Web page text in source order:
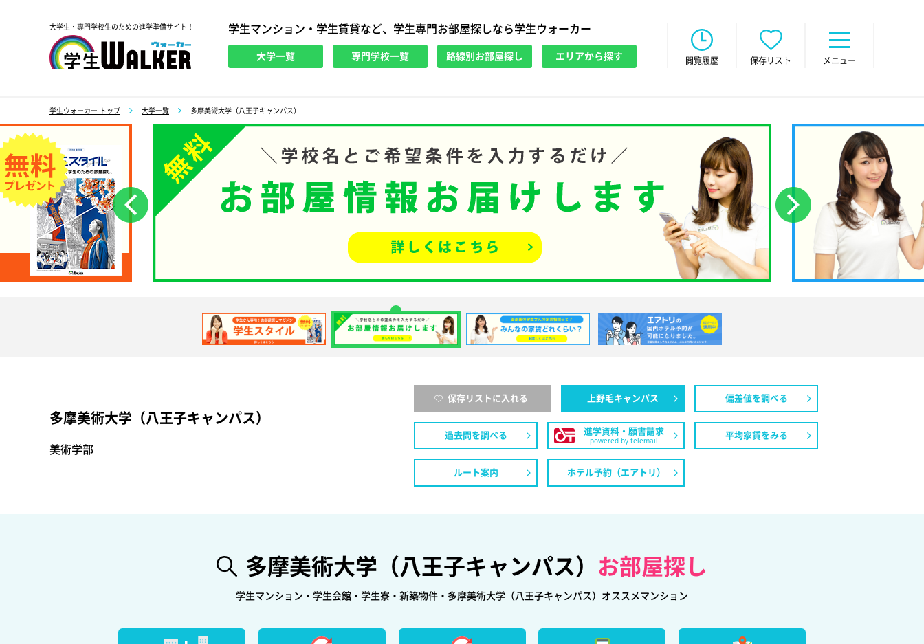
大学生・専門学校生のための進学準備サイト！ 学生マンション・学生賃貸など、学生専門お部屋探しなら学生ウォーカー
大学一覧 専門学校一覧 路線別お部屋探し エリアから探す 閲覧履歴 保存リスト メニュー
学生ウォーカー トップ 大学一覧 多摩美術大学（八王子キャンパス）
前へ
多摩美術大学（八王子キャンパス）
美術学部
保存リストに入れる 上野毛キャンパス 偏差値を調べる
過去問を調べる 進学資料・願書請求
powered by telemail 平均家賃をみる
ルート案内 ホテル予約（エアトリ）
多摩美術大学（八王子キャンパス） お部屋探し
学生マンション・学生会館・学生寮・新築物件・多摩美術大学（八王子キャンパス）オススメマンション